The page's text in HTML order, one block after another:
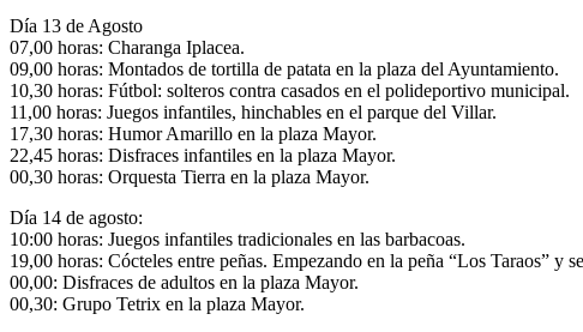
Día 13 de Agosto
07,00 horas: Charanga Iplacea.
09,00 horas: Montados de tortilla de patata en la plaza del Ayuntamiento.
10,30 horas: Fútbol: solteros contra casados en el polideportivo municipal.
11,00 horas: Juegos infantiles, hinchables en el parque del Villar.
17,30 horas: Humor Amarillo en la plaza Mayor.
22,45 horas: Disfraces infantiles en la plaza Mayor.
00,30 horas: Orquesta Tierra en la plaza Mayor.
Día 14 de agosto:
10:00 horas: Juegos infantiles tradicionales en las barbacoas.
19,00 horas: Cócteles entre peñas. Empezando en la peña “Los Taraos” y
00,00: Disfraces de adultos en la plaza Mayor.
00,30: Grupo Tetrix en la plaza Mayor.